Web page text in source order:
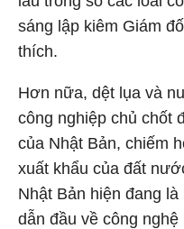
sáng lập kiêm Giám
thích.
Hơn nữa, dệt lụa và
công nghiệp chủ chốt
của Nhật Bản, chiếm
xuất khẩu của đất
Nhật Bản hiện đang
dẫn đầu về công